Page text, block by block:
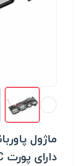
دارای پورت Type-C و سنسور دما NTC